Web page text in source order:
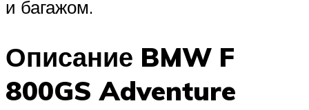
и багажом.
Описание BMW F
800GS Adventure